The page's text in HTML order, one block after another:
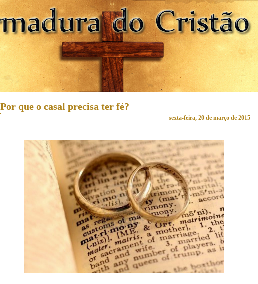
Por que o casal precisa ter fé?
sexta-feira, 20 de março de 2015